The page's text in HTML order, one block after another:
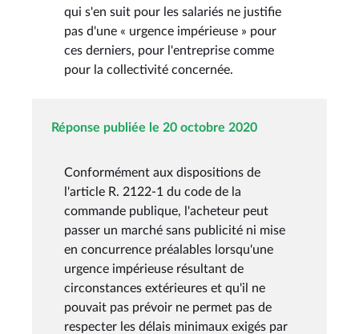
qui s'en suit pour les salariés ne justifie
pas d'une « urgence impérieuse » pour
ces derniers, pour l'entreprise comme
pour la collectivité concernée.
Réponse publiée le 20 octobre 2020
Conformément aux dispositions de
l'article R. 2122-1 du code de la
commande publique, l'acheteur peut
passer un marché sans publicité ni mise
en concurrence préalables lorsqu'une
urgence impérieuse résultant de
circonstances extérieures et qu'il ne
pouvait pas prévoir ne permet pas de
respecter les délais minimaux exigés par